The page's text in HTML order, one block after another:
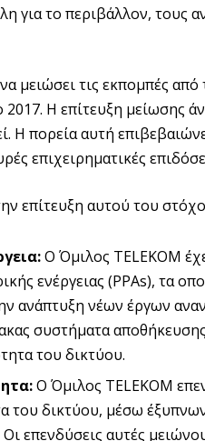
για το περιβάλλον, τους
μειώσει τις εκπομπές από
Η επίτευξη μείωσης
Η πορεία αυτή
επιχειρηματικές
επίτευξη αυτού του
Ο Όμιλος TELEKOM
ενέργειας (PPAs), τα
ανάπτυξη νέων έργων
συστήματα
του δικτύου.
Ο Όμιλος TELEKOM
του δικτύου, μέσω
επενδύσεις αυτές